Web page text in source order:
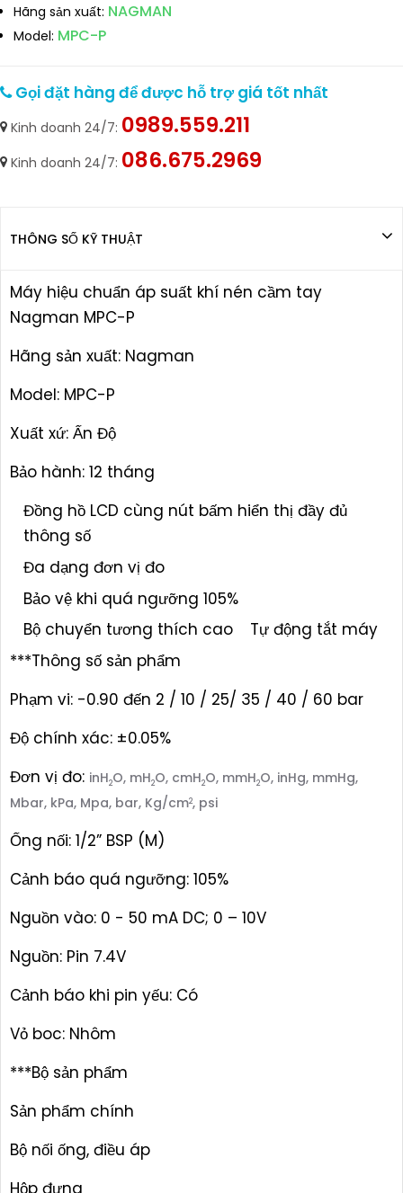
Hãng sản xuất: NAGMAN
Model: MPC-P
Gọi đặt hàng để được hỗ trợ giá tốt nhất
Kinh doanh 24/7: 0989.559.211
Kinh doanh 24/7: 086.675.2969
THÔNG SỐ KỸ THUẬT
Máy hiệu chuẩn áp suất khí nén cầm tay
Nagman MPC-P
Hãng sản xuất: Nagman
Model: MPC-P
Xuất xứ: Ấn Độ
Bảo hành: 12 tháng
Đồng hồ LCD cùng nút bấm hiển thị đầy đủ
thông số
Đa dạng đơn vị đo
Bảo vệ khi quá ngưỡng 105%
Bộ chuyển tương thích cao
Tự động tắt máy
***Thông số sản phẩm
Phạm vi: -0.90 đến 2 / 10 / 25/ 35 / 40 / 60 bar
Độ chính xác: ±0.05%
Đơn vị đo: inH2O, mH2O, cmH2O, mmH2O, inHg, mmHg,
Mbar, kPa, Mpa, bar, Kg/cm2, psi
Ống nối: 1/2” BSP (M)
Cảnh báo quá ngưỡng: 105%
Nguồn vào: 0 - 50 mA DC; 0 – 10V
Nguồn: Pin 7.4V
Cảnh báo khi pin yếu: Có
Vỏ boc: Nhôm
***Bộ sản phẩm
Sản phẩm chính
Bộ nối ống, điều áp
Hộp đựng